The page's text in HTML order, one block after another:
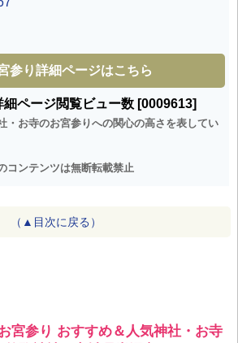
参り詳細ページはこちら
ページ閲覧ビュー数 [0009613]
・お寺のお宮参りへの関心の高さを表してい
コンテンツは無断転載禁止
（▲目次に戻る）
宮参り おすすめ＆人気神社・お寺